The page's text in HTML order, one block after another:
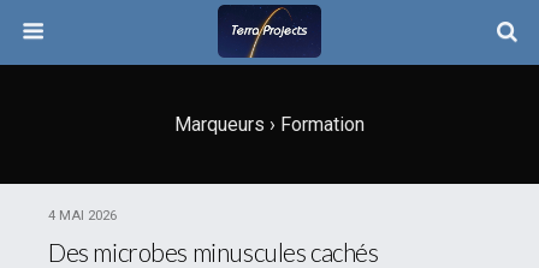
Marqueurs › Formation
4 MAI 2026
Des microbes minuscules cachés